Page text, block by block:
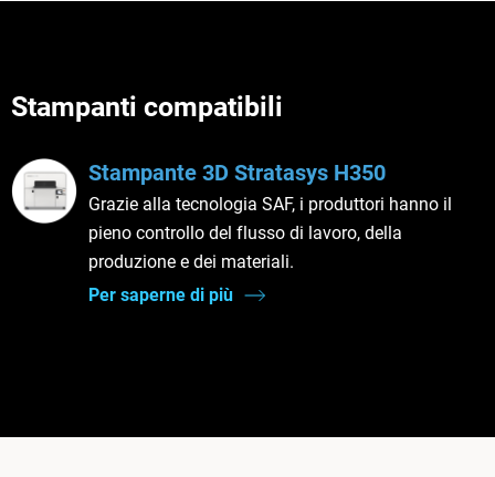
Stampanti compatibili
Stampante 3D Stratasys H350
Grazie alla tecnologia SAF, i produttori hanno il
pieno controllo del flusso di lavoro, della
produzione e dei materiali.
Per saperne di più